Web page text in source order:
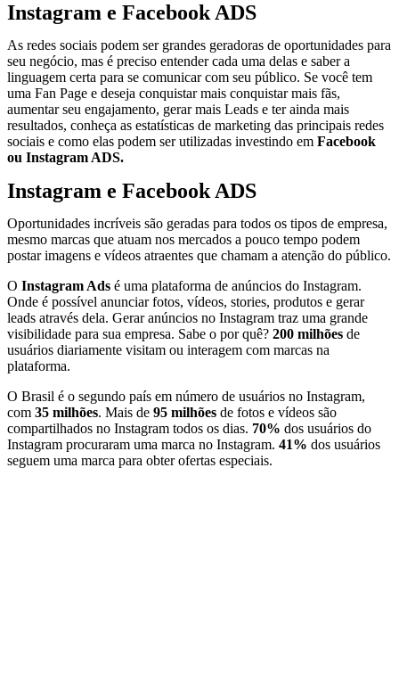
Instagram e Facebook ADS
As redes sociais podem ser grandes geradoras de oportunidades para
seu negócio, mas é preciso entender cada uma delas e saber a
linguagem certa para se comunicar com seu público. Se você tem
uma Fan Page e deseja conquistar mais conquistar mais fãs,
aumentar seu engajamento, gerar mais Leads e ter ainda mais
resultados, conheça as estatísticas de marketing das principais redes
sociais e como elas podem ser utilizadas investindo em Facebook
ou Instagram ADS.
Instagram e Facebook ADS
Oportunidades incríveis são geradas para todos os tipos de empresa,
mesmo marcas que atuam nos mercados a pouco tempo podem
postar imagens e vídeos atraentes que chamam a atenção do público.
O Instagram Ads é uma plataforma de anúncios do Instagram.
Onde é possível anunciar fotos, vídeos, stories, produtos e gerar
leads através dela. Gerar anúncios no Instagram traz uma grande
visibilidade para sua empresa. Sabe o por quê? 200 milhões de
usuários diariamente visitam ou interagem com marcas na
plataforma.
O Brasil é o segundo país em número de usuários no Instagram,
com 35 milhões. Mais de 95 milhões de fotos e vídeos são
compartilhados no Instagram todos os dias. 70% dos usuários do
Instagram procuraram uma marca no Instagram. 41% dos usuários
seguem uma marca para obter ofertas especiais.